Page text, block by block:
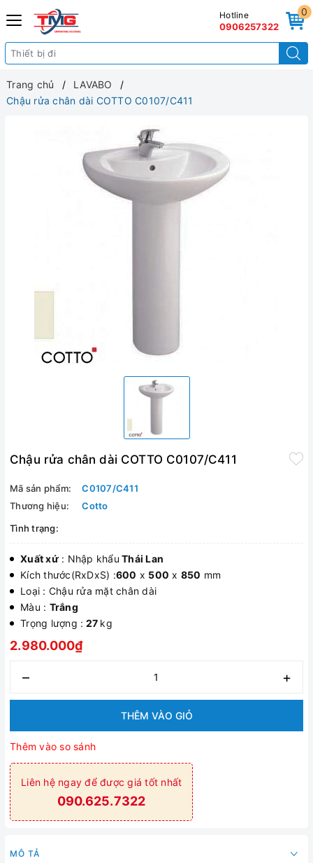
0
Hotline
0906257322
Trang chủ
LAVABO
Chậu rửa chân dài COTTO C0107/C411
Chậu rửa chân dài COTTO C0107/C411
Mã sản phẩm:
C0107/C411
Thương hiệu:
Cotto
Tình trạng:
Xuất xứ: Nhập khẩu Thái Lan
Kích thước(RxDxS) :600 x 500 x 850 mm
Loại : Chậu rửa mặt chân dài
Màu : Trắng
Trọng lượng : 27 kg
2.980.000₫
– +
THÊM VÀO GIỎ
Thêm vào so sánh
Liên hệ ngay để được giá tốt nhất
090.625.7322
MÔ TẢ